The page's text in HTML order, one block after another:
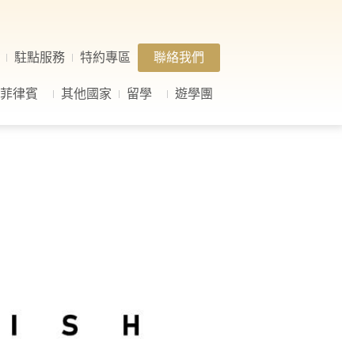
駐點服務 特約專區 聯絡我們
菲律賓 其他國家 留學 遊學團